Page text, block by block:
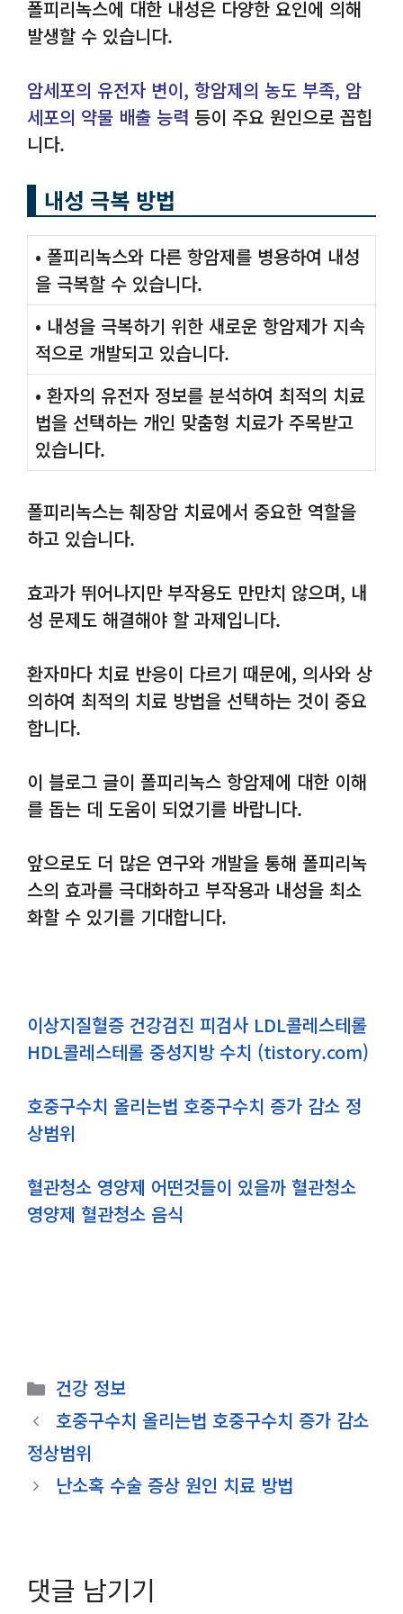
폴피리녹스에 대한 내성은 다양한 요인에 의해
발생할 수 있습니다.
암세포의 유전자 변이, 항암제의 농도 부족, 암
세포의 약물 배출 능력 등이 주요 원인으로 꼽힙
니다.
내성 극복 방법
• 폴피리녹스와 다른 항암제를 병용하여 내성
을 극복할 수 있습니다.
• 내성을 극복하기 위한 새로운 항암제가 지속
적으로 개발되고 있습니다.
• 환자의 유전자 정보를 분석하여 최적의 치료
법을 선택하는 개인 맞춤형 치료가 주목받고
있습니다.
폴피리녹스는 췌장암 치료에서 중요한 역할을
하고 있습니다.
효과가 뛰어나지만 부작용도 만만치 않으며, 내
성 문제도 해결해야 할 과제입니다.
환자마다 치료 반응이 다르기 때문에, 의사와 상
의하여 최적의 치료 방법을 선택하는 것이 중요
합니다.
이 블로그 글이 폴피리녹스 항암제에 대한 이해
를 돕는 데 도움이 되었기를 바랍니다.
앞으로도 더 많은 연구와 개발을 통해 폴피리녹
스의 효과를 극대화하고 부작용과 내성을 최소
화할 수 있기를 기대합니다.
이상지질혈증 건강검진 피검사 LDL콜레스테롤
HDL콜레스테롤 중성지방 수치 (tistory.com)
호중구수치 올리는법 호중구수치 증가 감소 정
상범위
혈관청소 영양제 어떤것들이 있을까 혈관청소
영양제 혈관청소 음식
카
테
고
리
건강 정보
호중구수치 올리는법 호중구수치 증가 감소
정상범위
난소혹 수술 증상 원인 치료 방법
댓글 남기기